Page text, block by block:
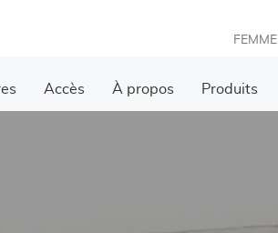
FEMME
Accès À propos Produits